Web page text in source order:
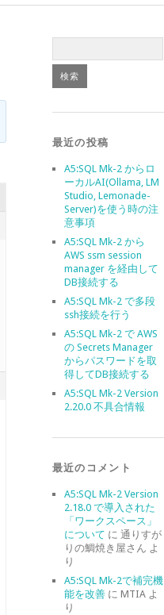
最近の投稿
A5:SQL Mk-2 からロ
ーカルAI(Ollama, LM
Studio, Lemonade-
Server)を使う時の注
意事項
A5:SQL Mk-2 から
AWS ssm session
manager を経由して
DB接続する
A5:SQL Mk-2 で多段
ssh接続を行う
A5:SQL Mk-2 で AWS
の Secrets Manager
からパスワードを取
得してDB接続する
A5:SQL Mk-2 Version
2.20.0 不具合情報
最近のコメント
A5:SQL Mk-2 Version
2.18.0 で導入された
「ワークスペース」
について に 通りすが
りの鯛焼き屋さん よ
り
A5:SQL Mk-2で補完機
能を改善に MTIAよ
り